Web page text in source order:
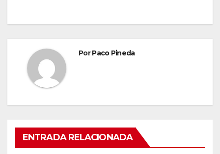
PorPaco Pineda
ENTRADA RELACIONADA